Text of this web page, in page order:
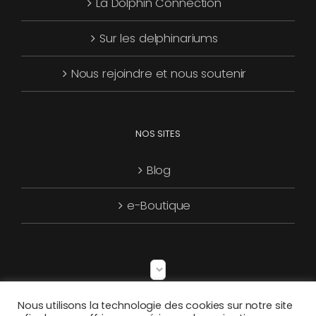
Sur les delphinariums
Nous rejoindre et nous soutenir
NOS SITES
Blog
e-Boutique
Choisir
langue
Nous utilisons la technologie des cookies sur notre site